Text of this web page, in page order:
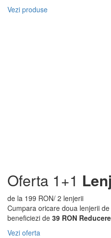
Vezi produse
Oferta 1+1
de la 199 RON/ 2 lenjerii
Cumpara oricare doua lenjerii
beneficiezi de 39 RON Reducere
Vezi oferta